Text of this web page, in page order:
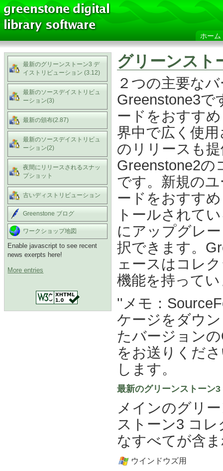
ホーム
最新のグリーンストーン3 デ
イストリビューション (3.12)
最新のソースデイストリビュ
ーション(3)
最新の頒布(2.87)
最新のソースデイストリビュ
ーション(2)
夜間にリリースされるスナッ
プショット
古いディストリビューション
Greenstone ブログ
ワークショップ地図
Enable javascript to see recent
news exerpts here!
More entries
グリーンスト
２つの主要な
Greenstone3で
ードをおすす
界中で広く使
のリリースも
Greenstone2の
です。新規の
ードをおすす
トールされて
にアップグレ
択できます。
ェースはコレ
機能を持って
''メモ：
ケージをダウ
たバージョン
をお送りくだ
します。
最新のグリーンストーン
メインのグリ
ストーン3 コ
なすべてが含
ウインドウズ用